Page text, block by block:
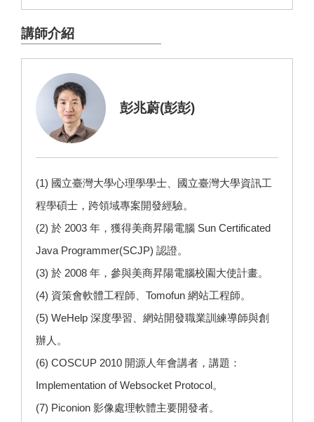
講師介紹
彭兆蔚(彭彭)
(1) 國立臺灣大學心理學學士、國立臺灣大學資訊工
程學碩士，跨領域專案開發經驗。
(2) 於 2003 年，獲得美商昇陽電腦 Sun Certificated
Java Programmer(SCJP) 認證。
(3) 於 2008 年，參與美商昇陽電腦校園大使計畫。
(4) 資策會軟體工程師、Tomofun 網站工程師。
(5) WeHelp 深度學習、網站開發職業訓練導師與創
辦人。
(6) COSCUP 2010 開源人年會講者，講題：
Implementation of Websocket Protocol。
(7) Piconion 影像處理軟體主要開發者。